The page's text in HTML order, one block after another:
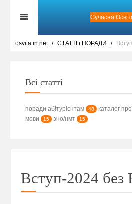
Сучасна
osvita.in.net СТАТТІ і ПОРАДИ
Всі статті
поради абітурієнтам 48 каталог
мови
15 зно/нмт 15
Вступ-2024